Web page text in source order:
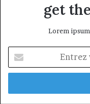
get
Lorem
votre
adresse